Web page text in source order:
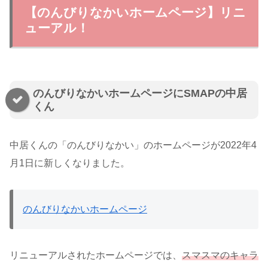
【のんびりなかいホームページ】リニ
ューアル！
のんびりなかいホームページにSMAPの中居
くん
中居くんの「のんびりなかい」のホームページが2022年4
月1日に新しくなりました。
のんびりなかいホームページ
リニューアルされたホームページでは、 スマスマのキャラ